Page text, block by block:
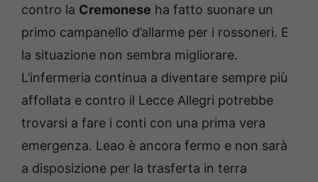
contro la Cremonese ha fatto suonare un
primo campanello d’allarme per i rossoneri. E
la situazione non sembra migliorare.
L’infermeria continua a diventare sempre più
affollata e contro il Lecce Allegri potrebbe
trovarsi a fare i conti con una prima vera
emergenza. Leao è ancora fermo e non sarà
a disposizione per la trasferta in terra